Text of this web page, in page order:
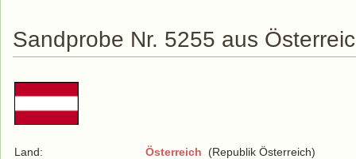
Sandprobe Nr. 5255 aus
Land: Österreich (Republik Österreich)